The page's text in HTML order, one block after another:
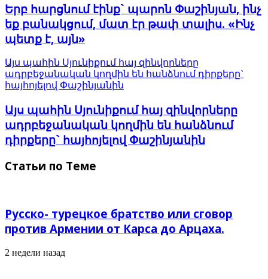
Երբ հարցնում էինք` պարոն Փաշինյան, ինչ
եք բանակցում, մատ էր թափ տալիս. «Ինչ
պետք է, այն»
Այս պահին Սյունիքում հայ զինվորները
ադրբեջանական կողմին են հանձնում դիրքերը`
հայհոյելով Փաշինյանին
Այս պահին Սյունիքում հայ զինվորները
ադրբեջանական կողմին են հանձնում
դիրքերը` հայհոյելով Փաշինյանին
Статьи по Теме
Русско- турецкое братство или сговор
против Армении от Карса до Арцаха.
2 недели назад